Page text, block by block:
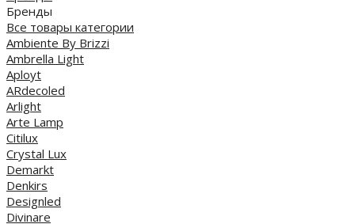
Бренды
Все товары категории
Ambiente By Brizzi
Ambrella Light
Aployt
ARdecoled
Arlight
Arte Lamp
Citilux
Crystal Lux
Demarkt
Denkirs
Designled
Divinare